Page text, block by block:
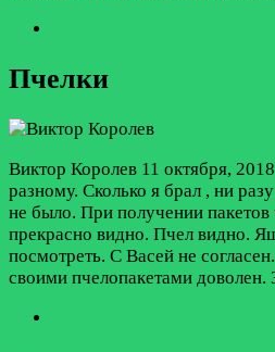
Пчелки
Виктор Королев 11 октября,
разному. Сколько я брал , ни
не было. При получении пакетов
прекрасно видно. Пчел видно.
посмотреть. С Васей не
своими пчелопакетами доволен.